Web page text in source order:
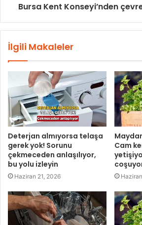
Bursa Kent Konseyi’nden
İlgili Makaleler
Deterjan almıyorsa telaşa
gerek yok! Sorunu
çekmeceden anlaşılıyor,
bu yolu izleyin
Haziran 21, 2026
Cam